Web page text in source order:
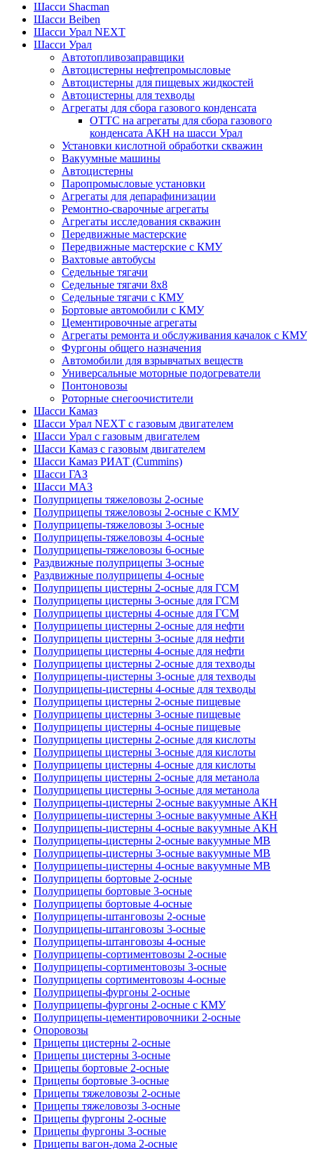
Шасси Shacman
Шасси Beiben
Шасси Урал NEXT
Шасси Урал
Автотопливозаправщики
Автоцистерны нефтепромысловые
Автоцистерны для пищевых жидкостей
Автоцистерны для техводы
Агрегаты для сбора газового конденсата
ОТТС на агрегаты для сбора газового
конденсата АКН на шасси Урал
Установки кислотной обработки скважин
Вакуумные машины
Автоцистерны
Паропромысловые установки
Агрегаты для депарафинизации
Ремонтно-сварочные агрегаты
Агрегаты исследования скважин
Передвижные мастерские
Передвижные мастерские с КМУ
Вахтовые автобусы
Седельные тягачи
Седельные тягачи 8х8
Седельные тягачи с КМУ
Бортовые автомобили с КМУ
Цементировочные агрегаты
Агрегаты ремонта и обслуживания качалок с КМУ
Фургоны общего назначения
Автомобили для взрывчатых веществ
Универсальные моторные подогреватели
Понтоновозы
Роторные снегоочистители
Шасси Камаз
Шасси Урал NEXT с газовым двигателем
Шасси Урал с газовым двигателем
Шасси Камаз с газовым двигателем
Шасси Камаз РИАТ (Cummins)
Шасси ГАЗ
Шасси МАЗ
Полуприцепы тяжеловозы 2-осные
Полуприцепы тяжеловозы 2-осные с КМУ
Полуприцепы-тяжеловозы 3-осные
Полуприцепы-тяжеловозы 4-осные
Полуприцепы-тяжеловозы 6-осные
Раздвижные полуприцепы 3-осные
Раздвижные полуприцепы 4-осные
Полуприцепы цистерны 2-осные для ГСМ
Полуприцепы цистерны 3-осные для ГСМ
Полуприцепы цистерны 4-осные для ГСМ
Полуприцепы цистерны 2-осные для нефти
Полуприцепы цистерны 3-осные для нефти
Полуприцепы цистерны 4-осные для нефти
Полуприцепы цистерны 2-осные для техводы
Полуприцепы-цистерны 3-осные для техводы
Полуприцепы-цистерны 4-осные для техводы
Полуприцепы цистерны 2-осные пищевые
Полуприцепы цистерны 3-осные пищевые
Полуприцепы цистерны 4-осные пищевые
Полуприцепы цистерны 2-осные для кислоты
Полуприцепы цистерны 3-осные для кислоты
Полуприцепы цистерны 4-осные для кислоты
Полуприцепы цистерны 2-осные для метанола
Полуприцепы цистерны 3-осные для метанола
Полуприцепы-цистерны 2-осные вакуумные АКН
Полуприцепы-цистерны 3-осные вакуумные АКН
Полуприцепы-цистерны 4-осные вакуумные АКН
Полуприцепы-цистерны 2-осные вакуумные МВ
Полуприцепы-цистерны 3-осные вакуумные МВ
Полуприцепы-цистерны 4-осные вакуумные МВ
Полуприцепы бортовые 2-осные
Полуприцепы бортовые 3-осные
Полуприцепы бортовые 4-осные
Полуприцепы-штанговозы 2-осные
Полуприцепы-штанговозы 3-осные
Полуприцепы-штанговозы 4-осные
Полуприцепы-сортиментовозы 2-осные
Полуприцепы-сортиментовозы 3-осные
Полуприцепы сортиментовозы 4-осные
Полуприцепы-фургоны 2-осные
Полуприцепы-фургоны 2-осные с КМУ
Полуприцепы-цементировочники 2-осные
Опоровозы
Прицепы цистерны 2-осные
Прицепы цистерны 3-осные
Прицепы бортовые 2-осные
Прицепы бортовые 3-осные
Прицепы тяжеловозы 2-осные
Прицепы тяжеловозы 3-осные
Прицепы фургоны 2-осные
Прицепы фургоны 3-осные
Прицепы вагон-дома 2-осные